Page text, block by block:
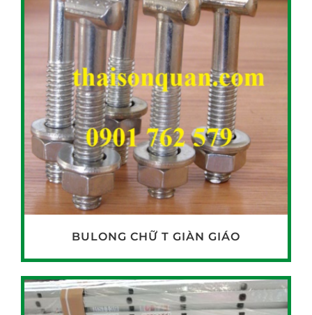
BULONG CHỮ T GIÀN GIÁO